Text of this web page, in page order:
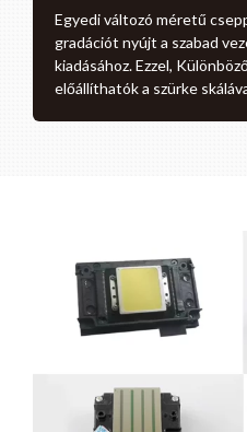
Egyedi változó méretű
gradációt nyújt a szabad
kiadásához. Ezzel,
előállíthatók a szürke